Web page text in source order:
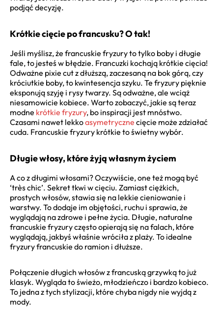
podjąć decyzję.
Krótkie cięcie po francusku? O tak!
Jeśli myślisz, że francuskie fryzury to tylko boby i długie
fale, to jesteś w błędzie. Francuzki kochają krótkie cięcia!
Odważne pixie cut z dłuższą, zaczesaną na bok górą, czy
króciutkie boby, to kwintesencja szyku. Te fryzury pięknie
eksponują szyję i rysy twarzy. Są odważne, ale wciąż
niesamowicie kobiece. Warto zobaczyć, jakie są teraz
modne krótkie fryzury, bo inspiracji jest mnóstwo.
Czasami nawet lekkoasymetryczne cięcie może zdziałać
cuda. Francuskie fryzury krótkie to świetny wybór.
Długie włosy, które żyją własnym życiem
A co z długimi włosami? Oczywiście, one też mogą być
‘très chic’. Sekret tkwi w cięciu. Zamiast ciężkich,
prostych włosów, stawia się na lekkie cieniowanie i
warstwy. To dodaje im objętości, ruchu i sprawia, że
wyglądają na zdrowe i pełne życia. Długie, naturalne
francuskie fryzury często opierają się na falach, które
wyglądają, jakbyś właśnie wróciła z plaży. To idealne
fryzury francuskie do ramion i dłuższe.
Połączenie długich włosów z francuską grzywką to już
klasyk. Wygląda to świeżo, młodzieńczo i bardzo kobieco.
To jedna z tych stylizacji, które chyba nigdy nie wyjdą z
mody.